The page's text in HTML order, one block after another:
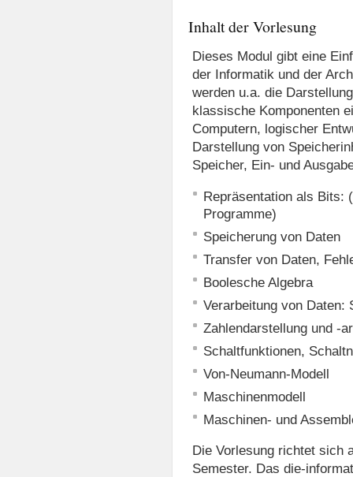
Inhalt der Vorlesung
Dieses Modul gibt eine
der Informatik und der
werden u.a. die
klassische Komponenten
Computern, logischer
Darstellung von
Speicher, Ein- und
Repräsentation als Bits:
Programme)
Speicherung von Daten
Transfer von Daten,
Boolesche Algebra
Verarbeitung von Daten:
Zahlendarstellung und -
Schaltfunktionen,
Von-Neumann-Modell
Maschinenmodell
Maschinen- und
Die Vorlesung richtet sich
Semester. Das die-